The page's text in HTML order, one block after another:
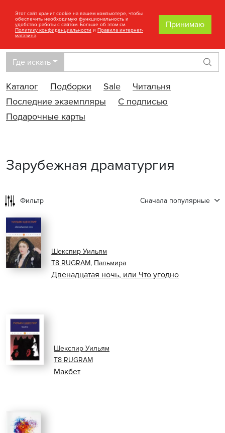
Где искать
Каталог
Подборки Sale
Читальня
Последние экземпляры
С подписью
Подарочные карты
Зарубежная драматургия
Фильтр Сначала популярные
Двенадцатая ночь, или Что угодно
Шекспир Уильям
Т8 RUGRAM, Пальмира
Макбет
Шекспир Уильям
Т8 RUGRAM
Этот сайт хранит cookie на вашем компьютере, чтобы
обеспечить необходимую функциональность и
удобство работы с сайтом. Больше об этом см.
Политику конфиденциальности и Правила интернет-
магазина.
Принимаю